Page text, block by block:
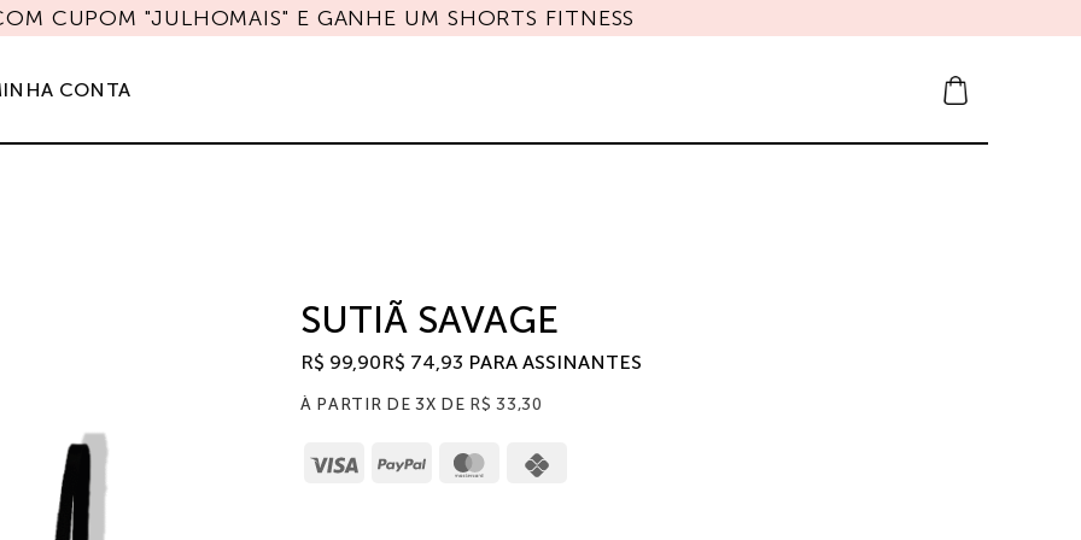
CUPOM "JULHOMAIS" E GANHE UM SHORTS FITNESS
CONTA
SUTIÃ SAVAGE
R$ 99,90R$ 74,93 PARA ASSINANTES
À PARTIR DE 3X DE R$ 33,30
Visa PayPal MasterCard